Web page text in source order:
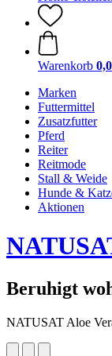
Warenkorb
Marken
Futtermittel
Zusatzfutter
Pferd
Reiter
Reitmode
Stall & Weide
Hunde &
Aktionen
Beruhigt
NATUSAT Aloe